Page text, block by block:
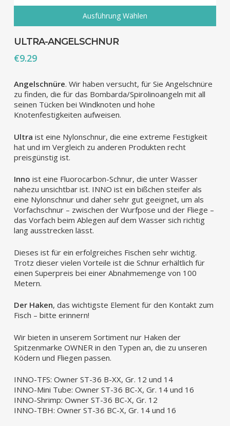
Ausführung Wählen
Produkt
mehrere
auf.
Die
Optionen
können
der
Produktseite
gewählt
werden
ULTRA-ANGELSCHNUR
€9.29
Angelschnüre. Wir haben versucht, für Sie Angelschnüre
zu finden, die für das Bombarda/Spirolinoangeln mit all
seinen Tücken bei Windknoten und hohe
Knotenfestigkeiten aufweisen.
Ultra ist eine Nylonschnur, die eine extreme Festigkeit
hat und im Vergleich zu anderen Produkten recht
preisgünstig ist.
Inno ist eine Fluorocarbon-Schnur, die unter Wasser
nahezu unsichtbar ist. INNO ist ein bißchen steifer als
eine Nylonschnur und daher sehr gut geeignet, um als
Vorfachschnur – zwischen der Wurfpose und der Fliege –
das Vorfach beim Ablegen auf dem Wasser sich richtig
lang ausstrecken lässt.
Dieses ist für ein erfolgreiches Fischen sehr wichtig.
Trotz dieser vielen Vorteile ist die Schnur erhältlich für
einen Superpreis bei einer Abnahmemenge von 100
Metern.
Der Haken, das wichtigste Element für den Kontakt zum
Fisch – bitte erinnern!
Wir bieten in unserem Sortiment nur Haken der
Spitzenmarke OWNER in den Typen an, die zu unseren
Ködern und Fliegen passen.
INNO-TFS: Owner ST-36 B-XX, Gr. 12 und 14
INNO-Mini Tube: Owner ST-36 BC-X, Gr. 14 und 16
INNO-Shrimp: Owner ST-36 BC-X, Gr. 12
INNO-TBH: Owner ST-36 BC-X, Gr. 14 und 16